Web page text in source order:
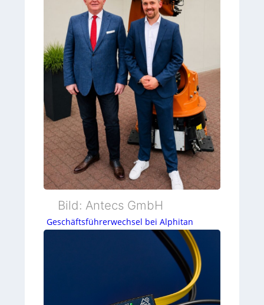
Bild: Antecs GmbH
Geschäftsführerwechsel bei Alphitan